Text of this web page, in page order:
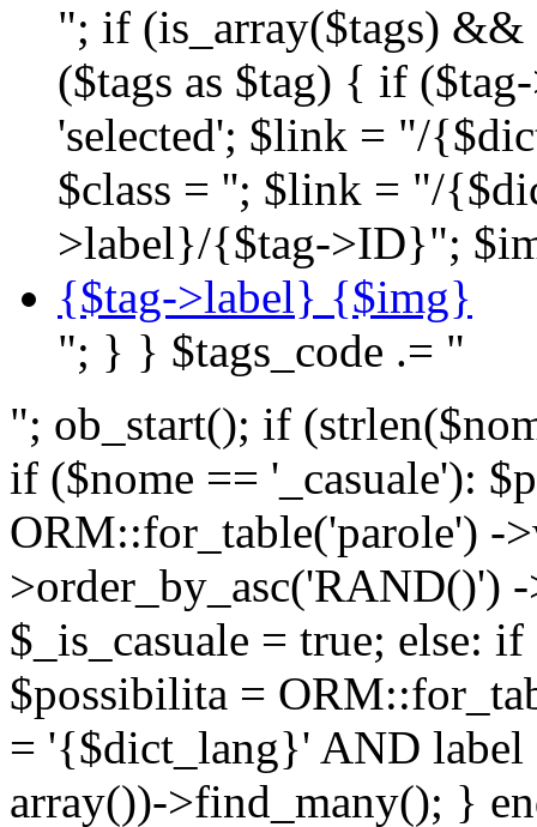
"; if (is_array($tags) &&
($tags as $tag) { if
'selected'; $link = "/
$class = ''; $link = "/
>label}/{$tag->ID}";
{$tag->label} {$img}
"; } } $tags_code .= "
"; ob_start(); if
if ($nome == '_casuale'):
ORM::for_table('parole') -
>order_by_asc('RAND()')
$_is_casuale = true; else:
$possibilita =
= '{$dict_lang}' AND
array())->find_many(); }